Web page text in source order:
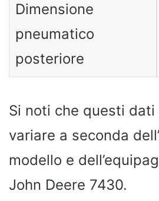
Dimensione
pneumatico
posteriore
Si noti che questi dati
variare a seconda
modello e
John Deere 7430.